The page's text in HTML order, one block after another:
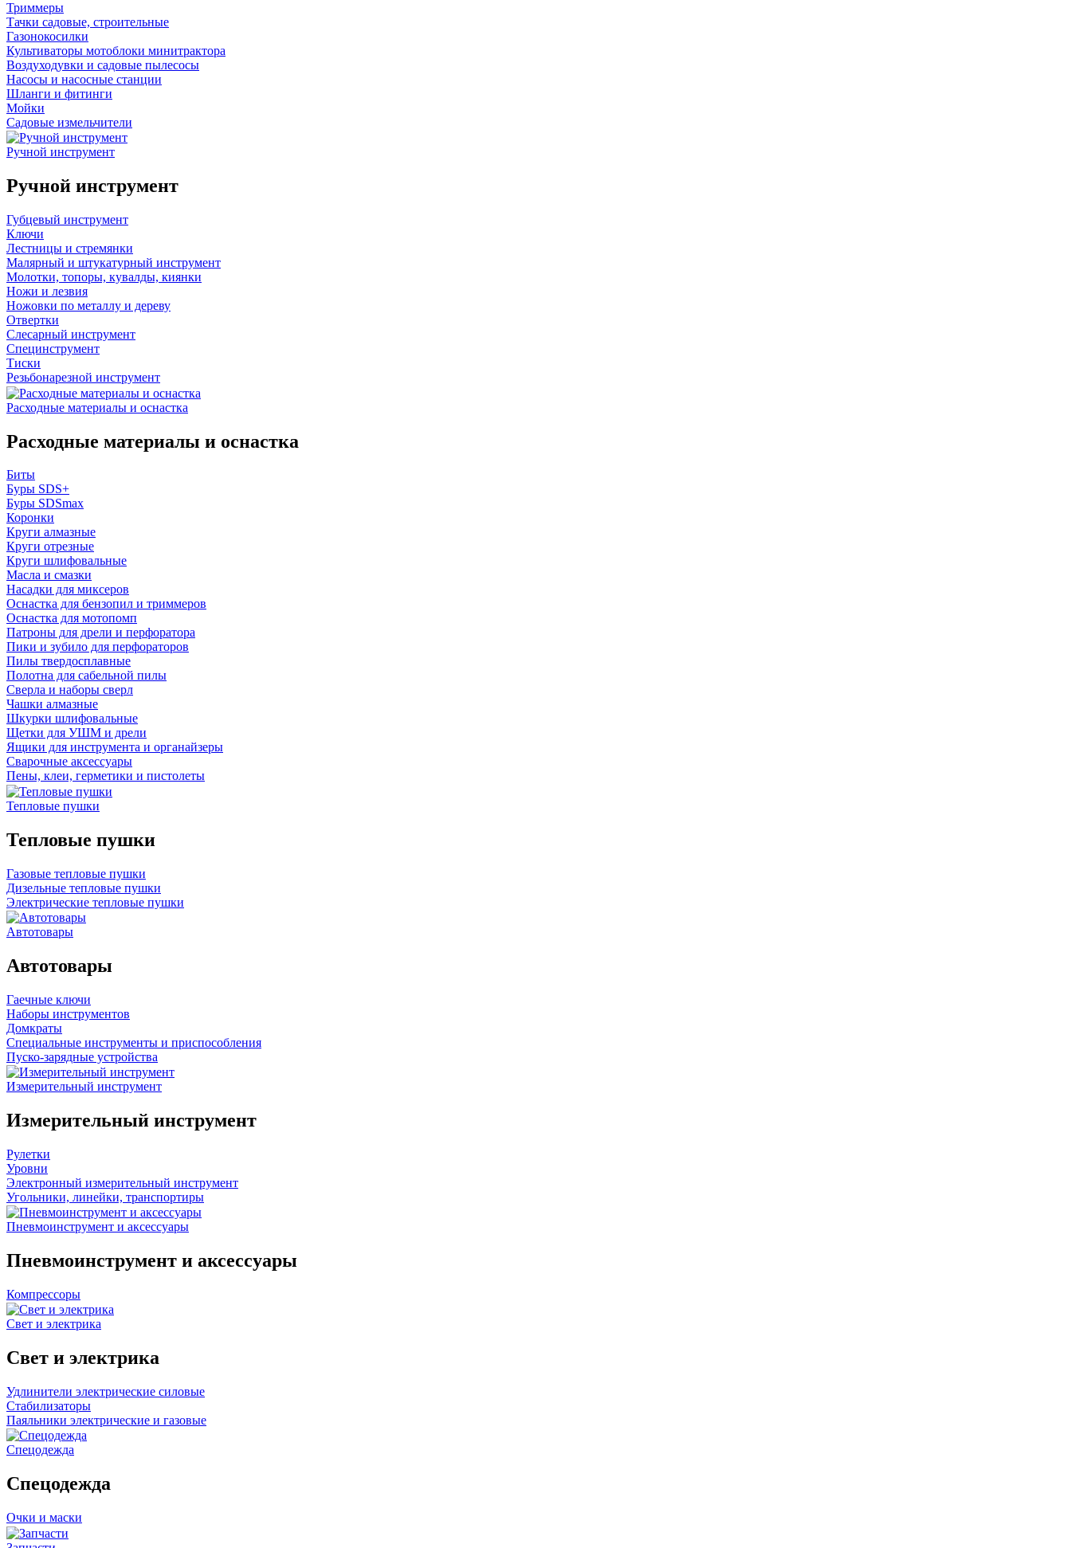
Триммеры
Тачки садовые, строительные
Газонокосилки
Культиваторы мотоблоки минитрактора
Воздуходувки и садовые пылесосы
Насосы и насосные станции
Шланги и фитинги
Мойки
Садовые измельчители
Ручной инструмент
Ручной инструмент
Губцевый инструмент
Ключи
Лестницы и стремянки
Малярный и штукатурный инструмент
Молотки, топоры, кувалды, киянки
Ножи и лезвия
Ножовки по металлу и дереву
Отвертки
Слесарный инструмент
Специнструмент
Тиски
Резьбонарезной инструмент
Расходные материалы и оснастка
Расходные материалы и оснастка
Биты
Буры SDS+
Буры SDSmax
Коронки
Круги алмазные
Круги отрезные
Круги шлифовальные
Масла и смазки
Насадки для миксеров
Оснастка для бензопил и триммеров
Оснастка для мотопомп
Патроны для дрели и перфоратора
Пики и зубило для перфораторов
Пилы твердосплавные
Полотна для сабельной пилы
Сверла и наборы сверл
Чашки алмазные
Шкурки шлифовальные
Щетки для УШМ и дрели
Ящики для инструмента и органайзеры
Сварочные аксессуары
Пены, клеи, герметики и пистолеты
Тепловые пушки
Тепловые пушки
Газовые тепловые пушки
Дизельные тепловые пушки
Электрические тепловые пушки
Автотовары
Автотовары
Гаечные ключи
Наборы инструментов
Домкраты
Специальные инструменты и приспособления
Пуско-зарядные устройства
Измерительный инструмент
Измерительный инструмент
Рулетки
Уровни
Электронный измерительный инструмент
Угольники, линейки, транспортиры
Пневмоинструмент и аксессуары
Пневмоинструмент и аксессуары
Компрессоры
Свет и электрика
Свет и электрика
Удлинители электрические силовые
Стабилизаторы
Паяльники электрические и газовые
Спецодежда
Спецодежда
Очки и маски